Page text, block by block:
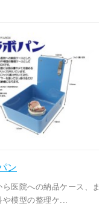
ン
ら医院への納品ケース、ま
や模型の整理ケ...